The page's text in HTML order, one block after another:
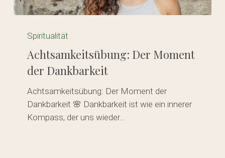
Moment
Dankbarkeit
Spiritualität
Achtsamkeitsübung: Der Moment
der Dankbarkeit
Achtsamkeitsübung: Der Moment der
Dankbarkeit 🌸 Dankbarkeit ist wie ein innerer
Kompass, der uns wieder…